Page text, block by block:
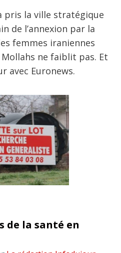
pris la ville stratégique
de l’annexion par la
femmes iraniennes
ne faiblit pas. Et
avec Euronews.
de la santé en